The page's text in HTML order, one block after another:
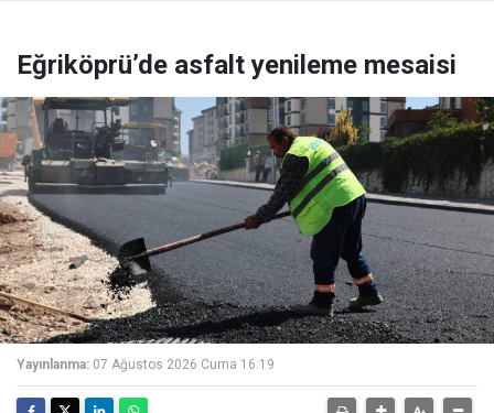
Eğriköprü’de asfalt yenileme mesaisi
Yayınlanma: 07 Ağustos 2026 Cuma 16:19